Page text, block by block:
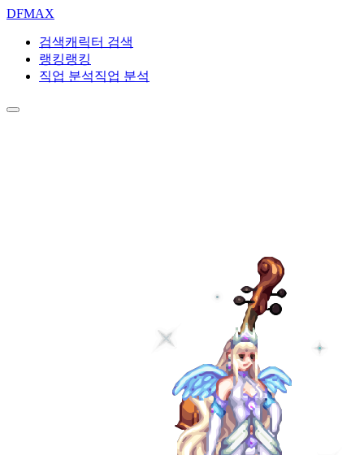
DFMAX
검색캐릭터 검색
랭킹랭킹
직업 분석직업 분석